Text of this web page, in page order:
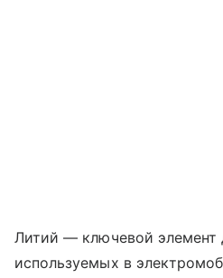
Литий — ключевой элемент
используемых в